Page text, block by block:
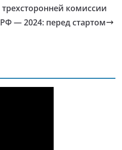
комиссии
— 2024: перед стартом